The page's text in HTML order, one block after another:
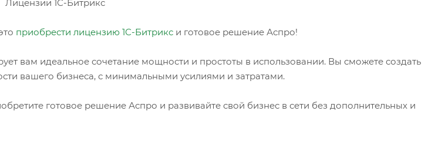
приобрести лицензию 1С-Битрикс и готовое решение Аспро!
вам идеальное сочетание мощности и простоты в использовании. Вы сможете создать
вашего бизнеса, с минимальными усилиями и затратами.
готовое решение Аспро и развивайте свой бизнес в сети без дополнительных и